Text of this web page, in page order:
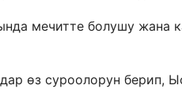
мечитте болушу жана
өз суроолорун берип,